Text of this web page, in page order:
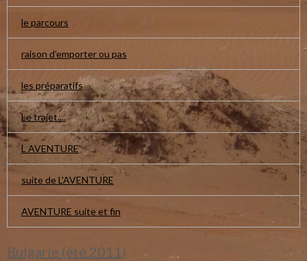
le parcours
raison d'emporter ou pas
les préparatifs
Le trajet....
L AVENTURE
suite de L'AVENTURE
AVENTURE suite et fin
Bulgarie (été 2011)